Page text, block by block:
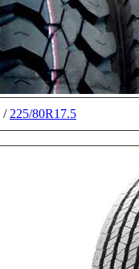
/ 225/80R17.5